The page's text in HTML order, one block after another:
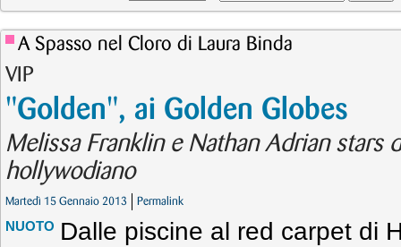
A Spasso nel Cloro di Laura Binda
VIP
"Golden", ai Golden Globes
Melissa Franklin e Nathan Adrian stars
hollywodiano
Martedì 15 Gennaio 2013 Permalink
NUOTO Dalle piscine al red carpet di